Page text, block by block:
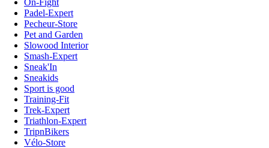
Padel-Expert
Pecheur-Store
Pet and Garden
Slowood Interior
Smash-Expert
Sneak'In
Sneakids
Sport is good
Training-Fit
Trek-Expert
Triathlon-Expert
TripnBikers
Vélo-Store